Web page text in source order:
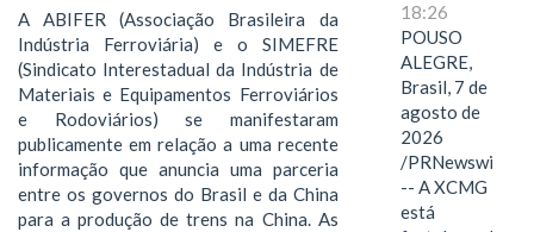
A ABIFER (Associação Brasileira da
Indústria Ferroviária) e o SIMEFRE
(Sindicato Interestadual da Indústria de
Materiais e Equipamentos Ferroviários
e Rodoviários) se manifestaram
publicamente em relação a uma recente
informação que anuncia uma parceria
entre os governos do Brasil e da China
para a produção de trens na China. As
18:26
POUSO
ALEGRE,
Brasil, 7 de
agosto de
2026
/PRNewswire/
-- A XCMG
está